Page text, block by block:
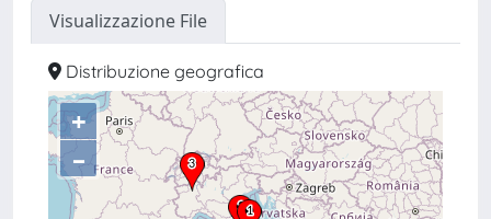
Visualizzazione File
Distribuzione geografica
+
–